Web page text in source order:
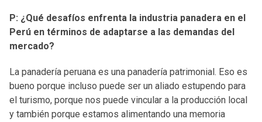
P: ¿Qué desafíos enfrenta la industria panadera en el
Perú en términos de adaptarse a las demandas del
mercado?
La panadería peruana es una panadería patrimonial. Eso es
bueno porque incluso puede ser un aliado estupendo para
el turismo, porque nos puede vincular a la producción local
y también porque estamos alimentando una memoria